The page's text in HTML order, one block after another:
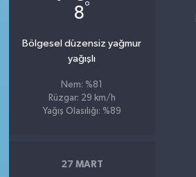
8°
Bölgesel düzensiz yağmur
yağışlı
Nem: %81
Rüzgar: 29 km/h
Yağış Olasılığı: %89
27 MART